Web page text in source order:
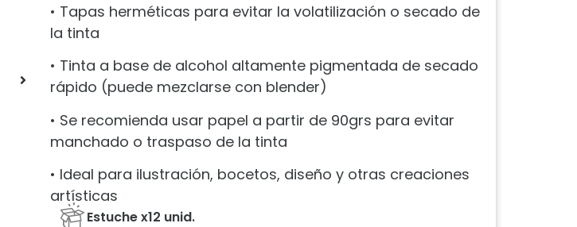
• Tapas herméticas para evitar la volatilización o secado de
la tinta
• Tinta a base de alcohol altamente pigmentada de secado
rápido (puede mezclarse con blender)
• Se recomienda usar papel a partir de 90grs para evitar
manchado o traspaso de la tinta
• Ideal para ilustración, bocetos, diseño y otras creaciones
artísticas
Estuche x12 unid.